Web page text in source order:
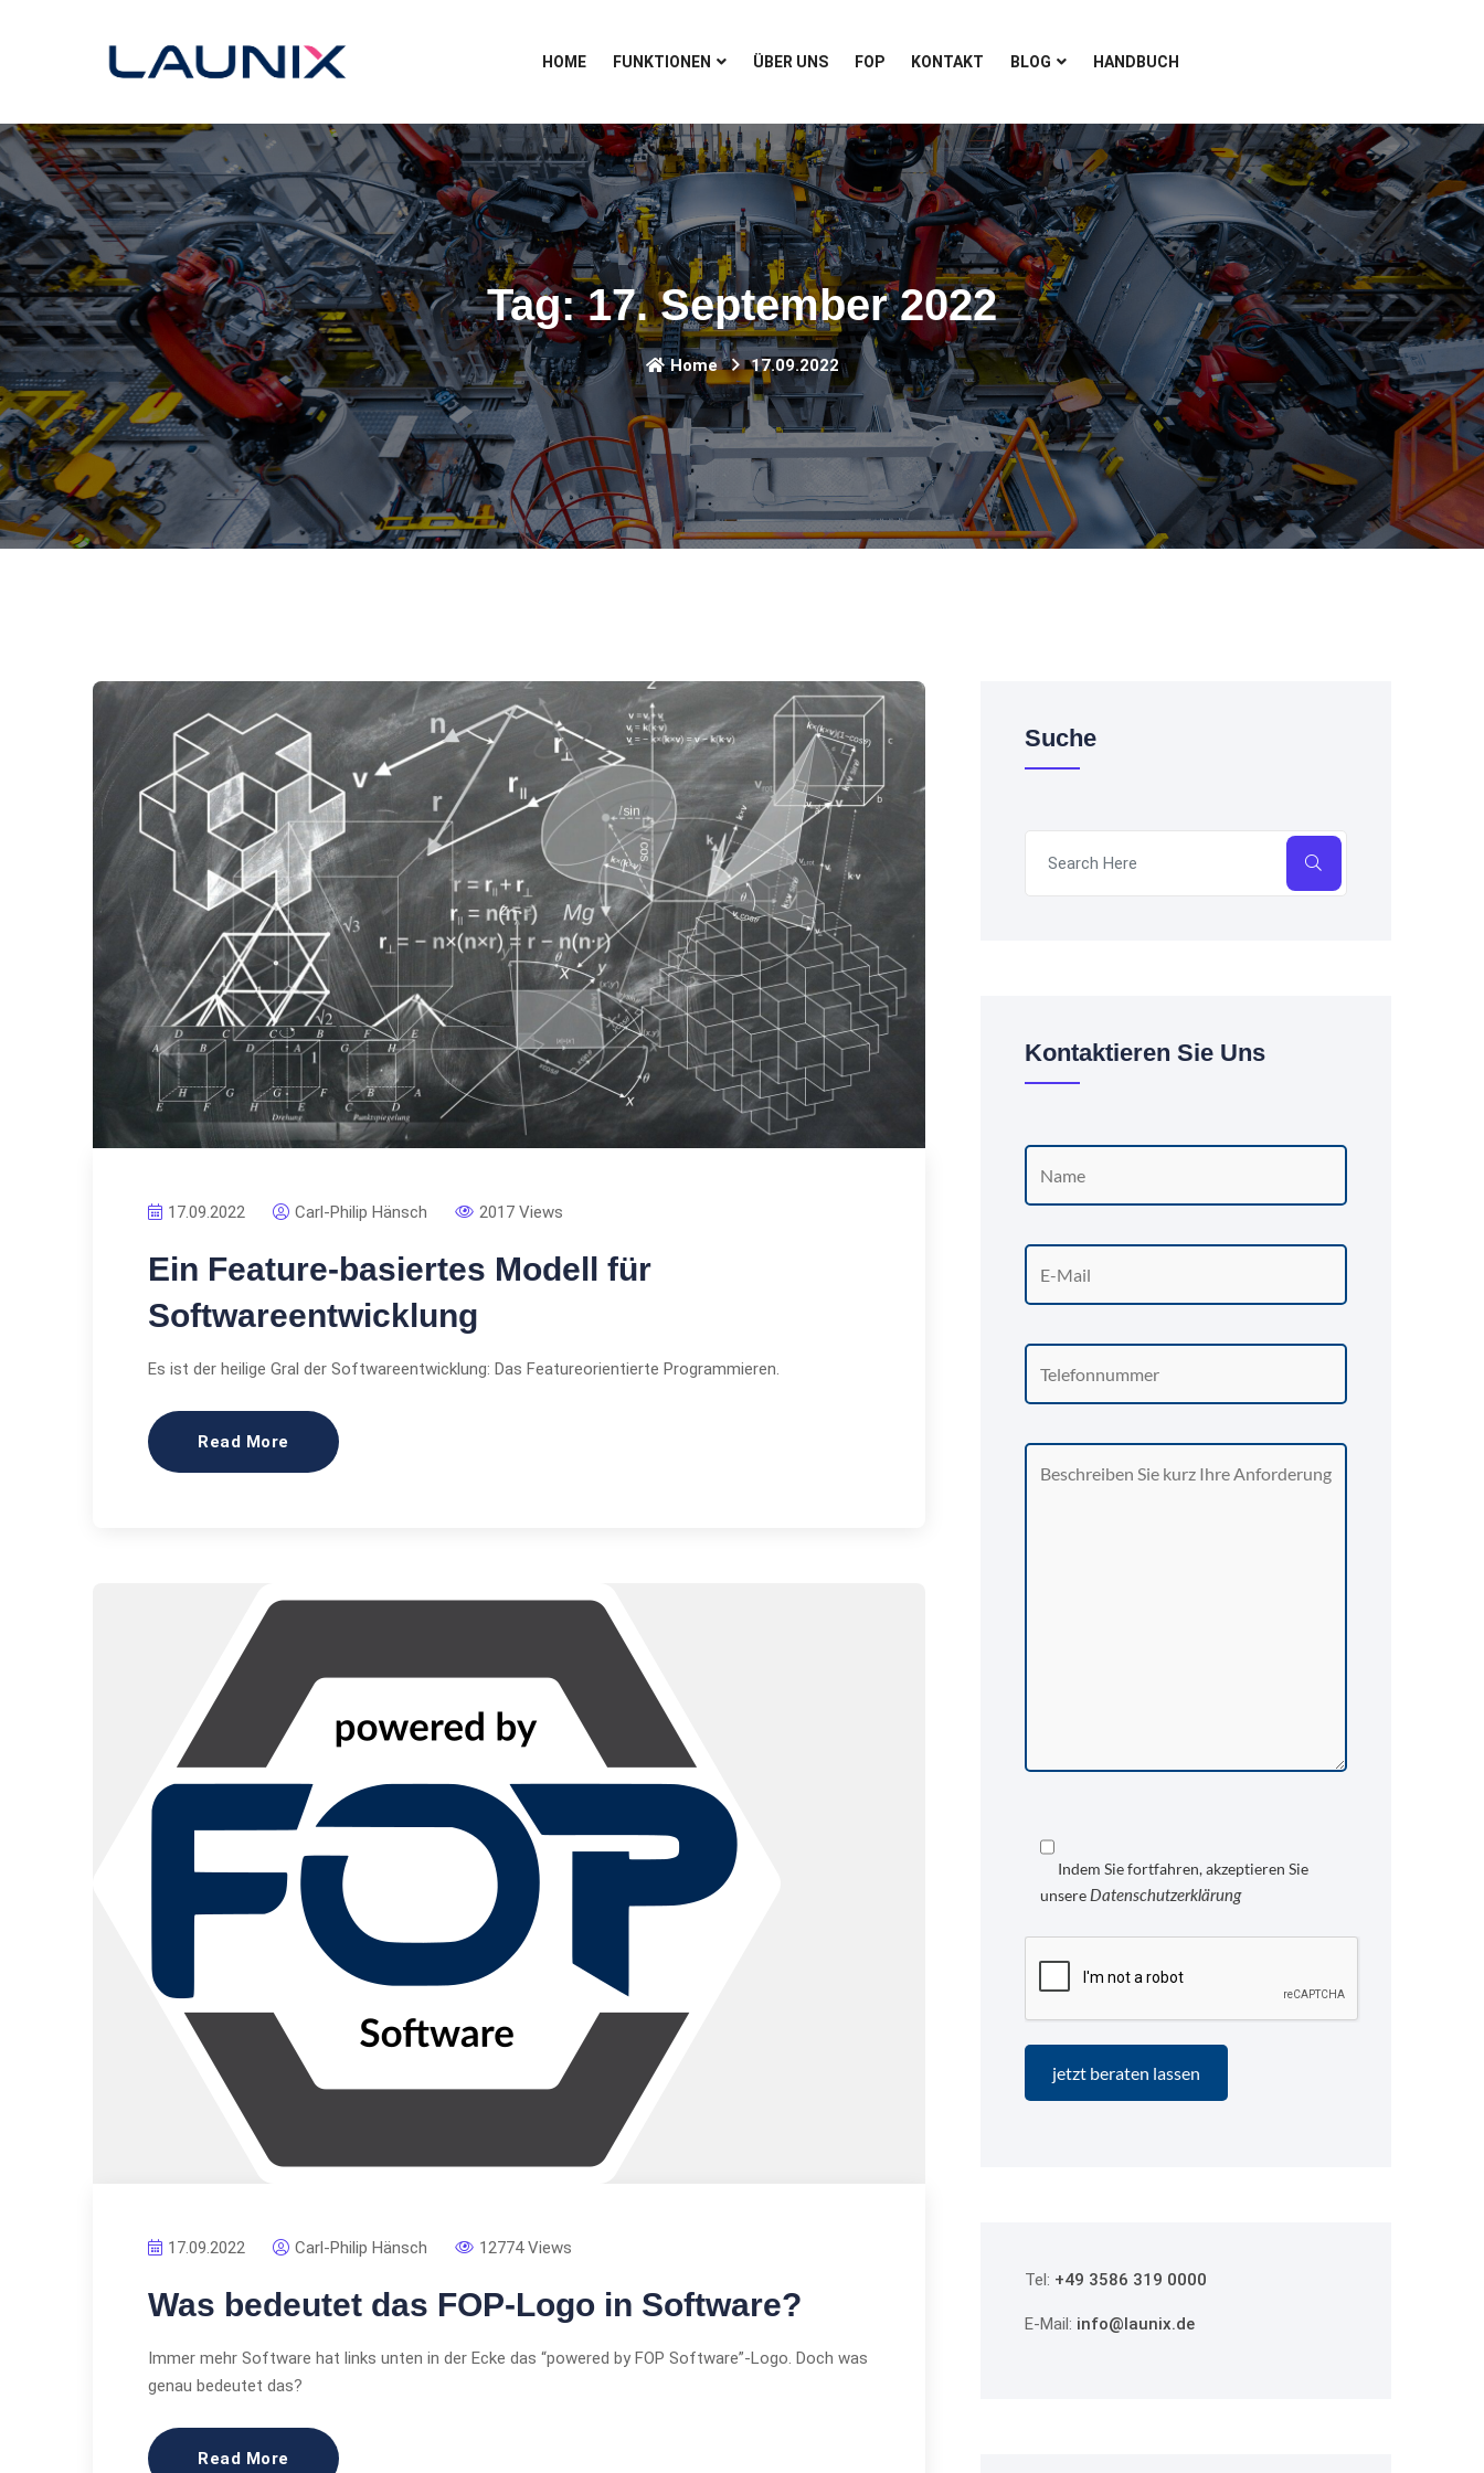
HOME FUNKTIONEN ÜBER UNS FOP KONTAKT BLOG HANDBUCH
Tag:17. September 2022
Home 17.09.2022
17.09.2022 Carl-Philip Hänsch 2017 Views
Ein Feature-basiertes Modell für
Softwareentwicklung
Es ist der heilige Gral der Softwareentwicklung: Das Featureorientierte Programmieren.
Read More
17.09.2022 Carl-Philip Hänsch 12774 Views
Was bedeutet das FOP-Logo in Software?
Immer mehr Software hat links unten in der Ecke das “powered by FOP Software”-Logo. Doch was
genau bedeutet das?
Read More
Suche
Kontaktieren Sie Uns
Indem Sie fortfahren, akzeptieren Sie
unsere Datenschutzerklärung
Tel: +49 3586 319 0000
E-Mail: info@launix.de